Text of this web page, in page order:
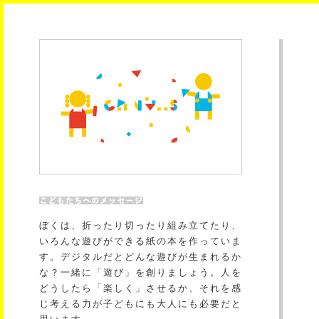
ぼくは、折ったり切ったり組み立てたり、
いろんな遊びができる紙の本を作っていま
す。デジタルだとどんな遊びが生まれるか
な？一緒に「遊び」を創りましょう。人を
どうしたら「楽しく」させるか、それを感
じ考える力が子どもにも大人にも必要だと